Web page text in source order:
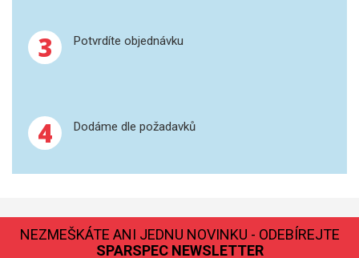
GRAFITOVÉ KELÍMKY
AFM SONDY
SNOM
3 Potvrdíte objednávku
4 Dodáme dle požadavků
NEZMEŠKÁTE ANI JEDNU NOVINKU - ODEBÍREJTE
SPARSPEC NEWSLETTER